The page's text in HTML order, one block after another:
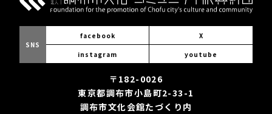
SNS
facebook X
instagram youtube
〒182-0026
東京都調布市小島町2-33-1
調布市文化会館たづくり内